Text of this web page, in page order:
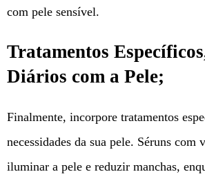
com pele sensível.
Tratamentos
Diários com a Pele;
Finalmente, incorpore tratamentos
necessidades da sua pele. Séruns com
iluminar a pele e reduzir manchas,